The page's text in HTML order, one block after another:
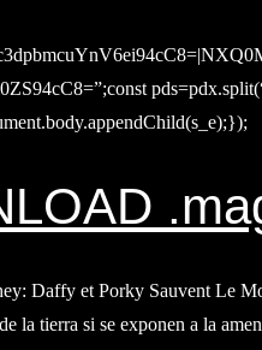
Daffy et Porky Sauvent Le
la tierra si se exponen a la